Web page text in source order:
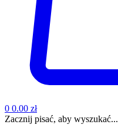
0 0.00 zł
Zacznij pisać, aby wyszukać...